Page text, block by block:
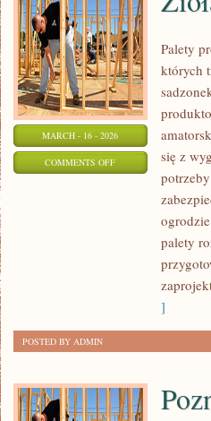
MARCH - 16 - 2026
COMMENTS OFFON
Palety
których
się z
palety
]
POSTED BY ADMIN